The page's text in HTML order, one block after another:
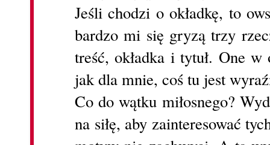
Jeśli chodzi o okładkę, to
bardzo mi się gryzą trzy
treść, okładka i tytuł. One w
jak dla mnie, coś tu jest
Co do wątku miłosnego?
na siłę, aby zainteresować